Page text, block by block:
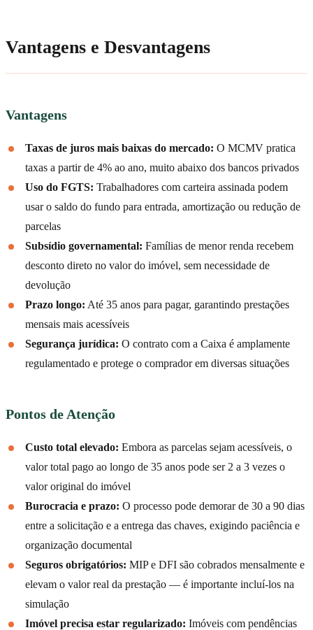
Vantagens e Desvantagens
Vantagens
Taxas de juros mais baixas do mercado: O MCMV pratica
taxas a partir de 4% ao ano, muito abaixo dos bancos privados
Uso do FGTS: Trabalhadores com carteira assinada podem
usar o saldo do fundo para entrada, amortização ou redução de
parcelas
Subsídio governamental: Famílias de menor renda recebem
desconto direto no valor do imóvel, sem necessidade de
devolução
Prazo longo: Até 35 anos para pagar, garantindo prestações
mensais mais acessíveis
Segurança jurídica: O contrato com a Caixa é amplamente
regulamentado e protege o comprador em diversas situações
Pontos de Atenção
Custo total elevado: Embora as parcelas sejam acessíveis, o
valor total pago ao longo de 35 anos pode ser 2 a 3 vezes o
valor original do imóvel
Burocracia e prazo: O processo pode demorar de 30 a 90 dias
entre a solicitação e a entrega das chaves, exigindo paciência e
organização documental
Seguros obrigatórios: MIP e DFI são cobrados mensalmente e
elevam o valor real da prestação — é importante incluí-los na
simulação
Imóvel precisa estar regularizado: Imóveis com pendências